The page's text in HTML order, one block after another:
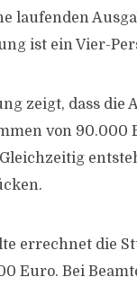
laufenden
ist ein Vier-
zeigt, dass
von 90.000
errechnet die
Euro. Bei